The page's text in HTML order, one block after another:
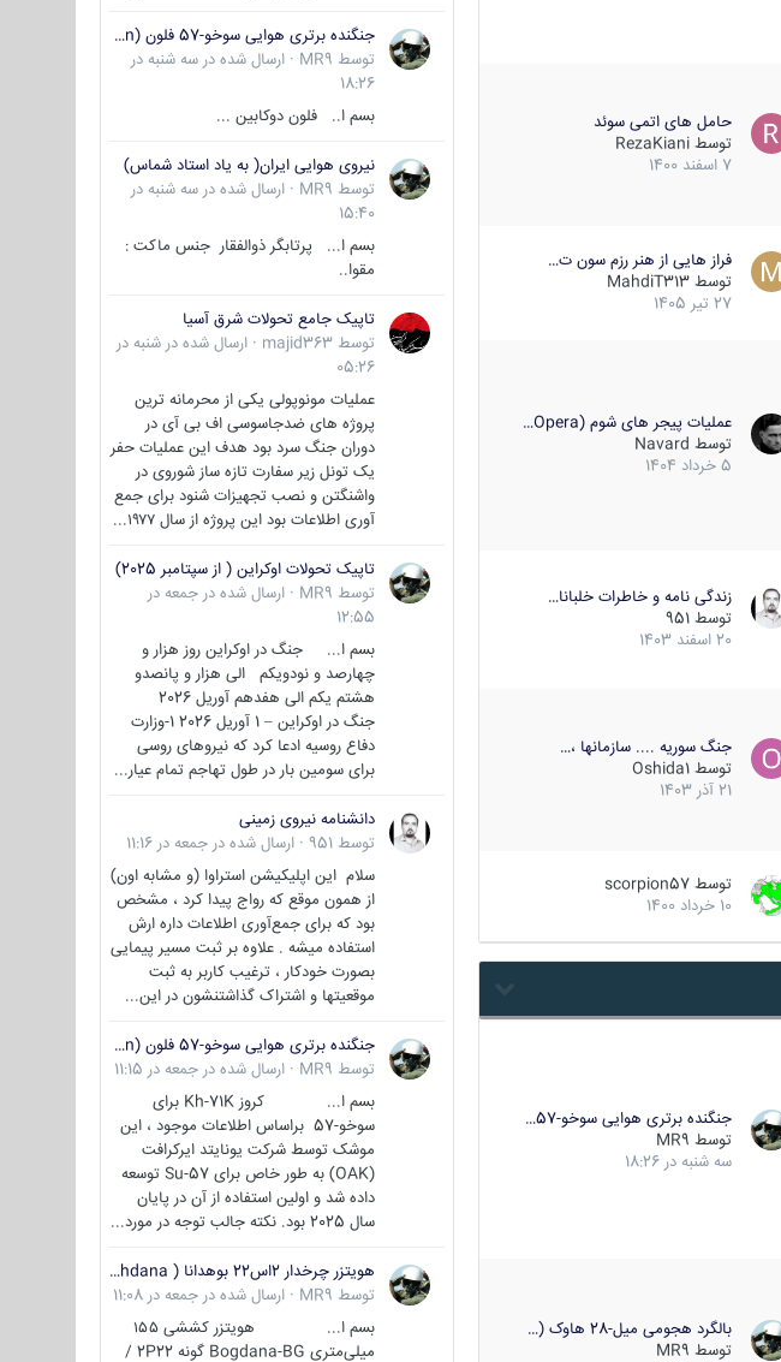
حامل های اتمی سوئد
توسط RezaKiani
7 اسفند 1400
فراز هایی از هنر رزم سون ت…
توسط MahdiT313
27 تیر 1405
عملیات پیجر های شوم (Opera…
توسط Navard
5 خرداد 1404
زندگی نامه و خاطرات خلبانا…
توسط 951
20 اسفند 1403
جنگ سوریه .... سازمانها ،…
توسط Oshida1
21 آذر 1403
توسط scorpion57
10 خرداد 1400
جنگنده برتری هوایی سوخو-57…
توسط MR9
سه شنبه در 18:26
بالگرد هجومی میل-28 هاوک (…
توسط MR9
جنگنده برتری هوایی سوخو-57 فلون (Su-57/Felon)
توسط MR9
· ارسال شده در سه شنبه در
18:26
بسم ا.. فلون دوکابین ...
نیروی هوایی ایران( به یاد استاد شماس)
توسط MR9
· ارسال شده در سه شنبه در
15:40
بسم ا... پرتابگر ذوالفقار جنس ماکت :
مقوا..
تاپیک جامع تحولات شرق آسیا
توسط majid363
· ارسال شده در شنبه در
05:26
عملیات مونوپولی یکی از محرمانه ترین
پروژه های ضدجاسوسی اف بی آی در
دوران جنگ سرد بود هدف این عملیات حفر
یک تونل زیر سفارت تازه ساز شوروی در
واشنگتن و نصب تجهیزات شنود برای جمع
آوری اطلاعات بود این پروژه از سال ۱۹۷۷...
تاپیک تحولات اوکراین ( از سپتامبر 2025)
توسط MR9
· ارسال شده در جمعه در
12:55
بسم ا... جنگ در اوکراین روز هزار و
چهارصد و نودویکم الی هزار و پانصدو
هشتم یکم الی هفدهم آوریل 2026
جنگ در اوکراین – 1 آوریل 2026 1-وزارت
دفاع روسیه ادعا کرد که نیروهای روسی
برای سومین بار در طول تهاجم تمام عیار...
دانشنامه نیروی زمینی
توسط 951
· ارسال شده در جمعه در 11:16
سلام این اپلیکیشن استراوا (و مشابه اون)
از همون موقع که رواج پیدا کرد ، مشخص
بود که برای جمع‌آوری اطلاعات داره ارش
استفاده میشه . علاوه بر ثبت مسیر پیمایی
بصورت خودکار ، ترغیب کاربر به ثبت
موقعیتها و اشتراک‌ گذاشتنشون در این...
جنگنده برتری هوایی سوخو-57 فلون (Su-57/Felon)
توسط MR9
· ارسال شده در جمعه در 11:15
بسم ا... کروز Kh-71K برای
سوخو-57 براساس اطلاعات موجود ، این
موشک توسط شرکت یونایتد ایرکرافت
(OAK) به طور خاص برای Su-57 توسعه
داده شد و اولین استفاده از آن در پایان
سال 2025 بود. نکته جالب توجه در مورد...
هویتزر چرخدار 2اس22 بوهدانا ( wheeled howitzer 2S22 Bohdana )
توسط MR9
· ارسال شده در جمعه در 11:08
بسم ا... هویتزر کششی ۱۵۵
میلی‌متری Bogdana-BG گونه 2P22 /